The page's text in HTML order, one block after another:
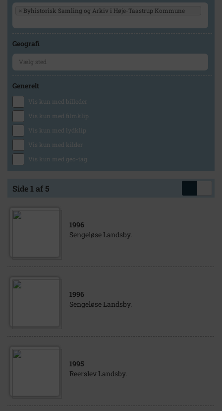
× Byhistorisk Samling og Arkiv i Høje-Taastrup Kommune
Geografi
Generelt
Vis kun med billeder
Vis kun med filmklip
Vis kun med lydklip
Vis kun med kilder
Vis kun med geo-tag
Side 1 af 5
1996
Sengeløse Landsby.
1996
Sengeløse Landsby.
1995
Reerslev Landsby.